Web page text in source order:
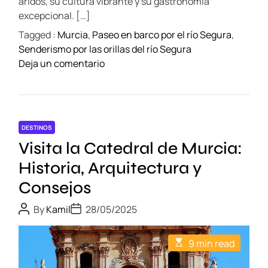
i
a
:
n
a
e
n
m
i
l
i
excepcional. […]
Tagged : Murcia, Paseo en barco por el río Segura,
Senderismo por las orillas del río Segura
Deja un comentarioo
E
o
S
e
u
a
:
U
DESTINOS
Visita la Catedral de Murcia:
Historia, Arquitectura y
Consejos
P
o
s
ByKamilP
o
s
t
D
a
t
28/05/2025
E
s
9 min read